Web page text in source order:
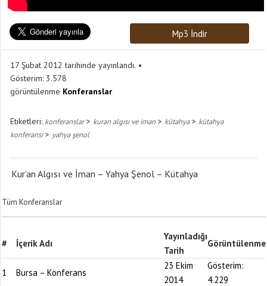
Mp3 İndir
17 Şubat 2012 tarihinde yayınlandı.
Gösterim: 3.578
görüntülenme Konferanslar
Etiketleri: konferanslar> kuran algısı ve iman > kütahya> kütahya
konferansı> yahya şenol
Kur’an Algısı ve İman – Yahya Şenol – Kütahya
Tüm Konferanslar
# İçerik Adı
Yayınladığı
Tarih
Görüntülenme
1 Bursa – Konferans
23 Ekim
2014
Gösterim:
4.229